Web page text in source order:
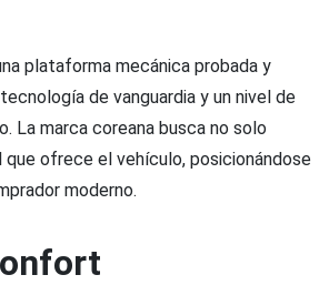
plataforma mecánica probada y
de vanguardia y un nivel de
La marca coreana busca no solo
ofrece el vehículo, posicionándose
moderno.